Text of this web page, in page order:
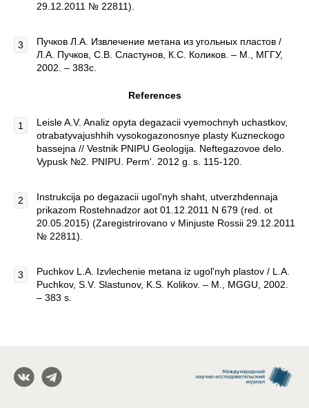
29.12.2011 № 22811).
Пучков Л.А. Извлечение метана из угольных пластов /
Л.А. Пучков, С.В. Сластунов, К.С. Коликов. – М., МГГУ,
2002. – 383с.
References
Leisle A.V. Analiz opyta degazacii vyemochnyh uchastkov,
otrabatyvajushhih vysokogazonosnye plasty Kuzneckogo
bassejna // Vestnik PNIPU Geologija. Neftegazovoe delo.
Vypusk №2. PNIPU. Perm'. 2012 g. s. 115-120.
Instrukcija po degazacii ugol'nyh shaht, utverzhdennaja
prikazom Rostehnadzor aot 01.12.2011 N 679 (red. ot
20.05.2015) (Zaregistrirovano v Minjuste Rossii 29.12.2011
№ 22811).
Puchkov L.A. Izvlechenie metana iz ugol'nyh plastov / L.A.
Puchkov, S.V. Slastunov, K.S. Kolikov. – M., MGGU, 2002.
– 383 s.